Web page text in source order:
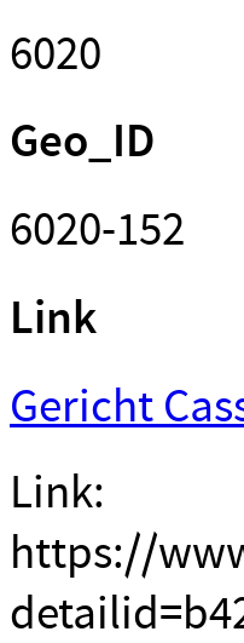
6020
Geo_ID
6020-152
Link
Gericht
Link:
https://